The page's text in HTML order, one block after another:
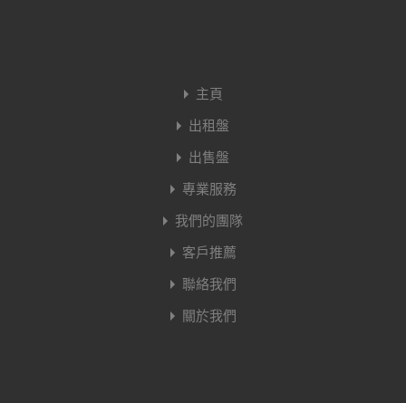
主頁
出租盤
出售盤
專業服務
我們的團隊
客戶推薦
聯絡我們
關於我們